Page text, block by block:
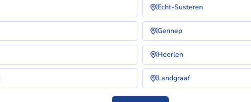
Echt-Susteren
Gennep
Heerlen
Landgraaf